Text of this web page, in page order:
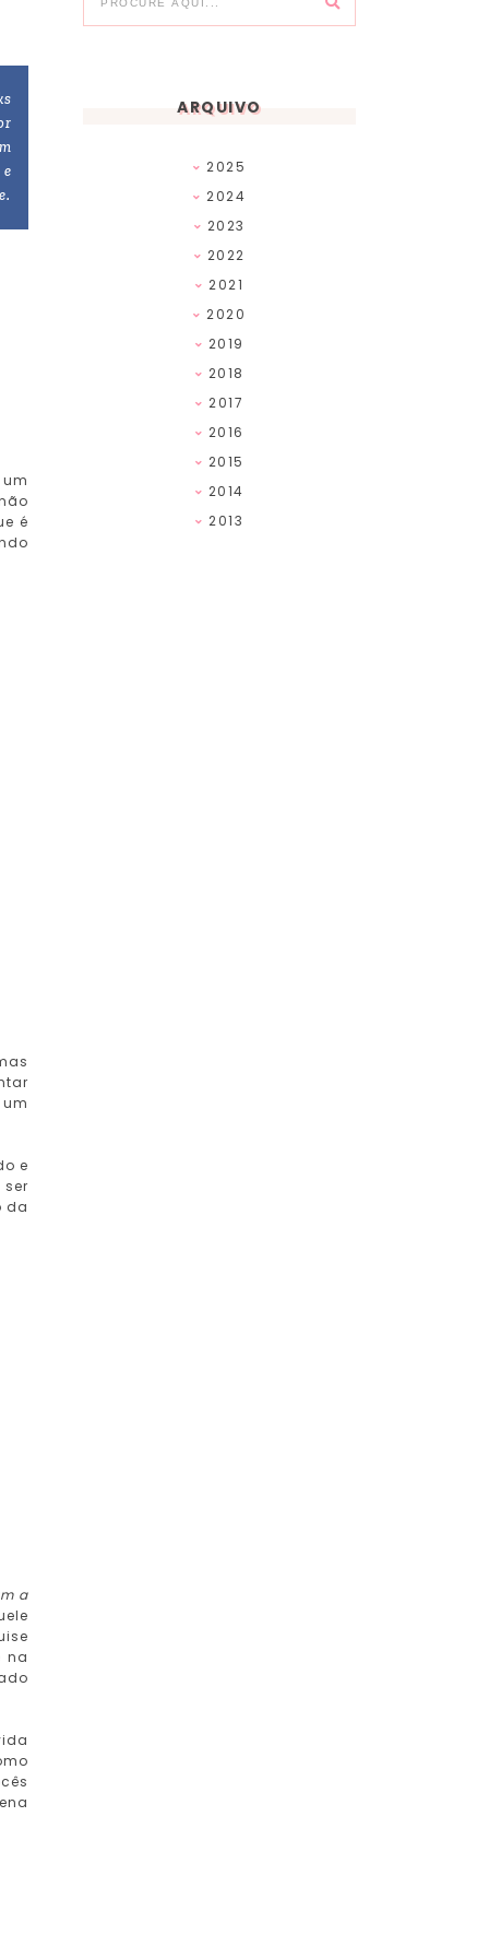
é
e
da
a
na
ARQUIVO
2025
2024
2023
2022
2021
2020
2019
2018
2017
2016
2015
2014
2013